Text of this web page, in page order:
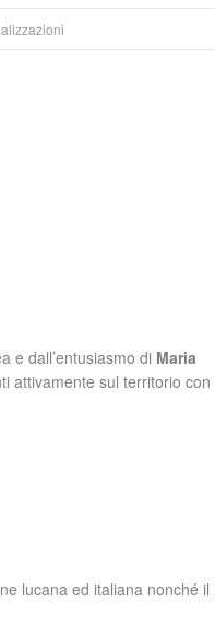
e dall’entusiasmo di Maria
attivamente sul territorio con
lucana ed italiana nonché il